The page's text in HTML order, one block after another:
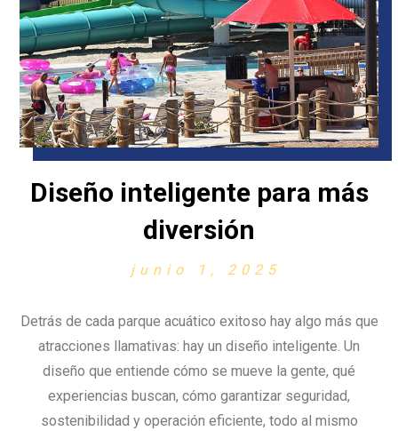
Diseño inteligente para más
diversión
junio 1, 2025
Detrás de cada parque acuático exitoso hay algo más que
atracciones llamativas: hay un diseño inteligente. Un
diseño que entiende cómo se mueve la gente, qué
experiencias buscan, cómo garantizar seguridad,
sostenibilidad y operación eficiente, todo al mismo